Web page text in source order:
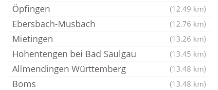
Öpfingen (12.49 km)
Ebersbach-Musbach (12.76 km)
Mietingen (13.26 km)
Hohentengen bei Bad Saulgau (13.45 km)
Allmendingen Württemberg (13.48 km)
Boms (13.48 km)